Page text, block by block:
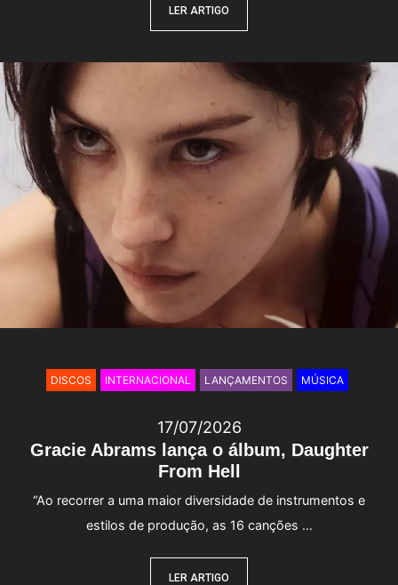
LER ARTIGO
Gracie Abrams lança o álbum, Daughter
From Hell
17/07/2026
“Ao recorrer a uma maior diversidade de instrumentos e
estilos de produção, as 16 canções …
LER ARTIGO
DISCOS INTERNACIONAL LANÇAMENTOS MÚSICA